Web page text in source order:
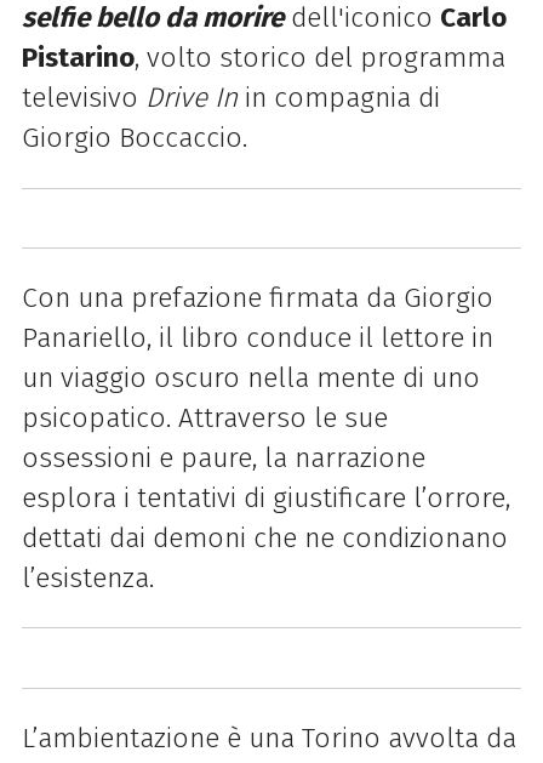
selfie bello da moriredell'iconico Carlo
Pistarino, volto storico del programma
televisivo Drive In in compagnia di
Giorgio Boccaccio.
Con una prefazione firmata da Giorgio
Panariello, il libro conduce il lettore in
un viaggio oscuro nella mente di uno
psicopatico. Attraverso le sue
ossessioni e paure, la narrazione
esplora i tentativi di giustificare l’orrore,
dettati dai demoni che ne condizionano
l’esistenza.
L’ambientazione è una Torino avvolta da